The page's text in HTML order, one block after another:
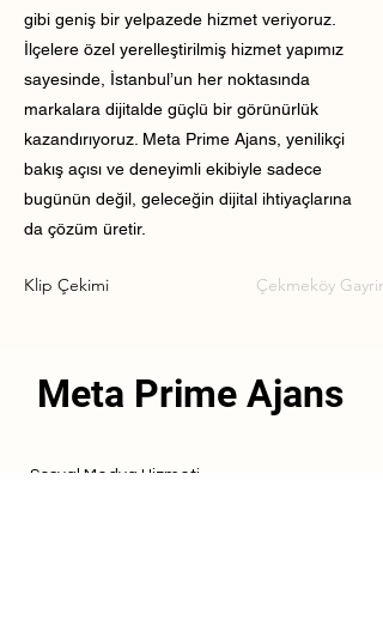
gibi geniş bir yelpazede hizmet veriyoruz.
İlçelere özel yerelleştirilmiş hizmet yapımız
sayesinde, İstanbul’un her noktasında
markalara dijitalde güçlü bir görünürlük
kazandırıyoruz. Meta Prime Ajans, yenilikçi
bakış açısı ve deneyimli ekibiyle sadece
bugünün değil, geleceğin dijital ihtiyaçlarına
da çözüm üretir.
Klip Çekimi Çekmeköy
Meta Prime Ajans
Sosyal Medya Hizmeti